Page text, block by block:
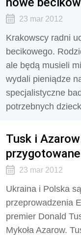
23 mar 2012
Krakowscy radni
becikowego.
ale będą musieli
wydali pieniądze
specjalistyczne
potrzebnych
Tusk i
23 mar 2012
Ukraina i Polska
przeprowadzenia
premier Donald
Mykoła Azarow.